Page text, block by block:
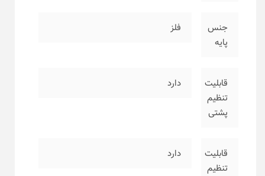
جنس
پایه
فلز
قابلیت
تنظیم
پشتی
دارد
قابلیت
تنظیم
دارد